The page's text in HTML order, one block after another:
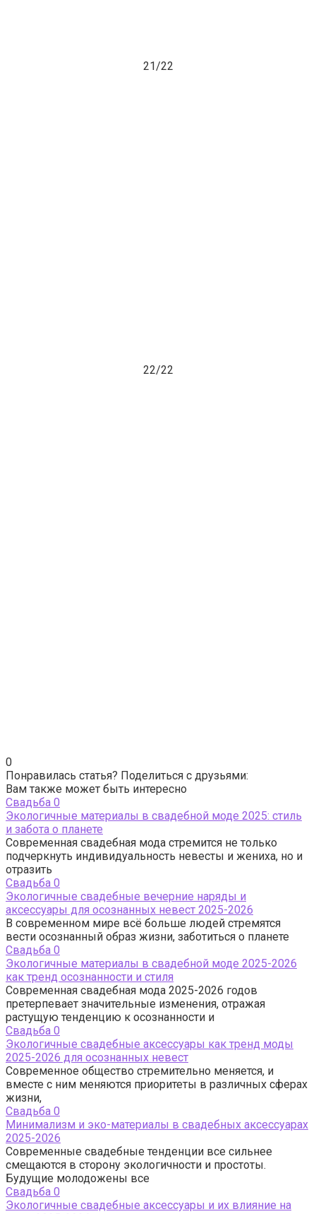
21/22
22/22
0
Понравилась статья? Поделиться с друзьями:
Вам также может быть интересно
Свадьба 0
Экологичные материалы в свадебной моде 2025: стиль
и забота о планете
Современная свадебная мода стремится не только
подчеркнуть индивидуальность невесты и жениха, но и
отразить
Свадьба 0
Экологичные свадебные вечерние наряды и
аксессуары для осознанных невест 2025-2026
В современном мире всё больше людей стремятся
вести осознанный образ жизни, заботиться о планете
Свадьба 0
Экологичные материалы в свадебной моде 2025-2026
как тренд осознанности и стиля
Современная свадебная мода 2025-2026 годов
претерпевает значительные изменения, отражая
растущую тенденцию к осознанности и
Свадьба 0
Экологичные свадебные аксессуары как тренд моды
2025-2026 для осознанных невест
Современное общество стремительно меняется, и
вместе с ним меняются приоритеты в различных сферах
жизни,
Свадьба 0
Минимализм и эко-материалы в свадебных аксессуарах
2025-2026
Современные свадебные тенденции все сильнее
смещаются в сторону экологичности и простоты.
Будущие молодожены все
Свадьба 0
Экологичные свадебные аксессуары и их влияние на